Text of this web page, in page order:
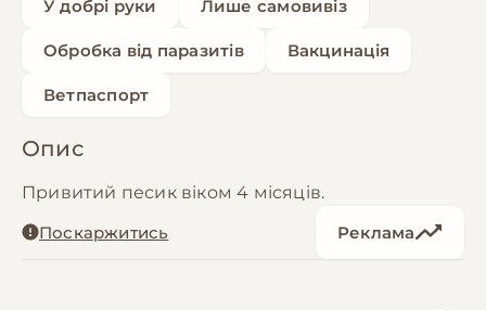
У добрі руки Лише самовивіз
Обробка від паразитів Вакцинація
Ветпаспорт
Опис
Привитий песик віком 4 місяців.
Поскаржитись
Реклама